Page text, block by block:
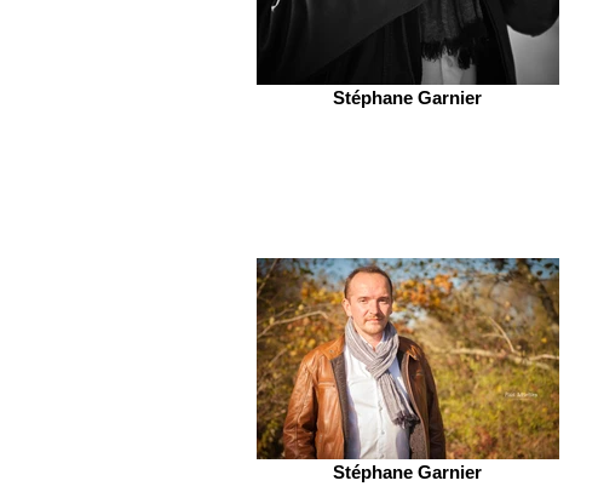
Stéphane Garnier
Stéphane Garnier